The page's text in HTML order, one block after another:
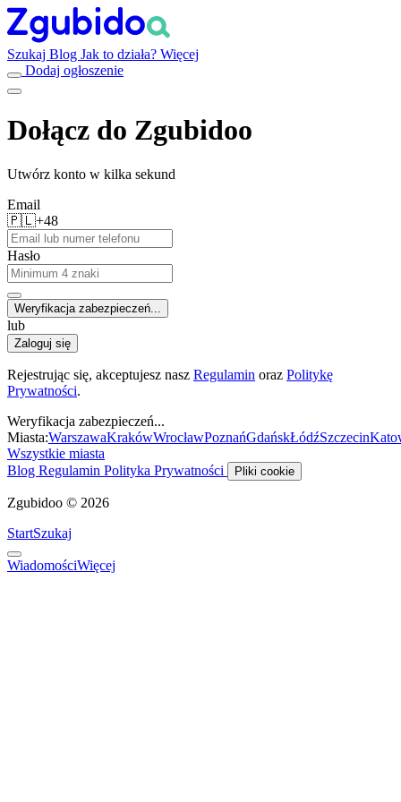
Szukaj Blog Jak to działa? Więcej
Dodaj ogłoszenie
Dołącz do Zgubidoo
Utwórz konto w kilka sekund
Email
🇵🇱+48
Hasło
Weryfikacja zabezpieczeń...
lub
Zaloguj się
Rejestrując się, akceptujesz nasz Regulamin oraz Politykę
Prywatności.
Weryfikacja zabezpieczeń...
Miasta:WarszawaKrakówWrocławPoznańGdańskŁódźSzczecin
Wszystkie miasta
Blog Regulamin Polityka Prywatności Pliki cookie
Zgubidoo © 2026
StartSzukaj
WiadomościWięcej